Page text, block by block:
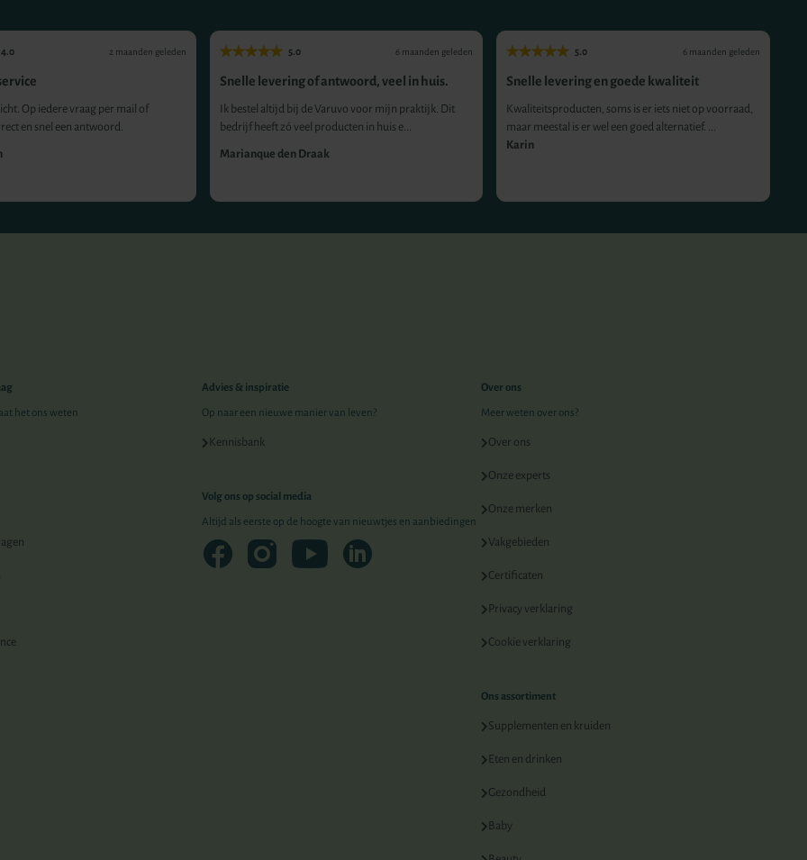
4.0 2 maanden geleden
Op iedere vraag per mail of
en snel een antwoord.
5.0 6 maanden geleden
Snelle levering of antwoord, veel in huis.
Ik bestel altijd bij de Varuvo voor mijn praktijk. Dit
bedrijf heeft zó veel producten in huis e...
Marianque den Draak
5.0 6 maanden geleden
Snelle levering en goede kwaliteit
Kwaliteitsproducten, soms is er iets niet op voorraad,
maar meestal is er wel een goed alternatief. ...
Karin
het ons weten
Advies & inspiratie
Op naar een nieuwe manier van leven?
Kennisbank
Volg ons op social media
Altijd als eerste op de hoogte van nieuwtjes en aanbiedingen
Over ons
Meer weten over ons?
Over ons
Onze experts
Onze merken
Vakgebieden
Certificaten
Privacy verklaring
Cookie verklaring
Ons assortiment
Supplementen en kruiden
Eten en drinken
Gezondheid
Baby